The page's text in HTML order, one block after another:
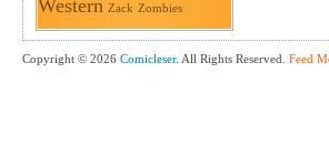
Western Zack Zombies
Copyright © 2026 Comicleser. All Rights Reserved. Feed